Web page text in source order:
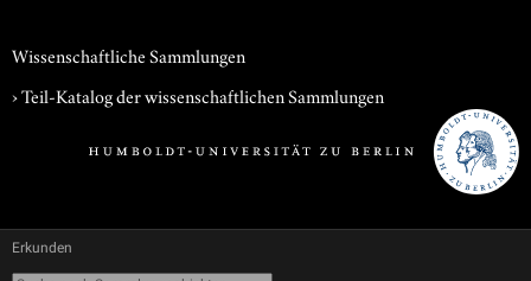
Wissenschaftliche Sammlungen
› Teil-Katalog der wissenschaftlichen Sammlungen
Erkunden